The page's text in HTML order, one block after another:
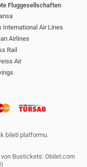
Fluggesellschaften
International Air Lines
Airlines
Rail
Air
bileti platformu.
Bustickets: Obilet.com